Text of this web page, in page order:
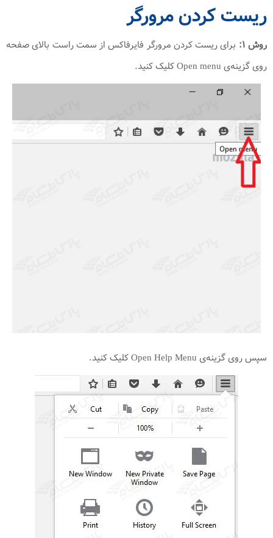
ریست کردن مرورگر
روش ۱:
برای ریست کردن مرورگر فایرفاکس از سمت راست بالای صفحه
روی گزینه‌ی Open menu کلیک کنید.
سپس روی گزینه‌ی Open Help Menu کلیک کنید.